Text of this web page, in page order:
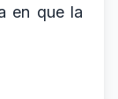
en que la